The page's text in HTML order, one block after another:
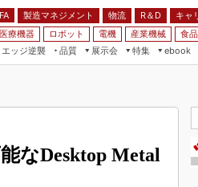
FA 製造マネジメント 物流 R＆D
キャ
医療機器 ロボット 電機 産業機械 食
エッジ逆襲 品質
展示会
特集
ドサービス
ebook
FA
モビリティ
なDesktop Metal